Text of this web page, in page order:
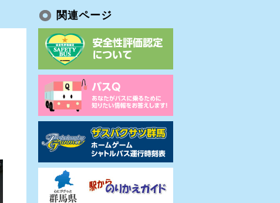
関連ページ